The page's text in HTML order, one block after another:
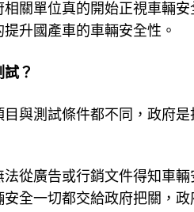
關單位真的開始正視車輛
升國產車的車輛安全性。
？
與測試條件都不同，政府是
從廣告或行銷文件得知車
全一切都交給政府把關，